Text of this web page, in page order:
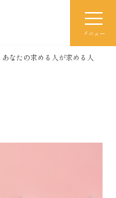
メニュー
あなたの求める人が求める人